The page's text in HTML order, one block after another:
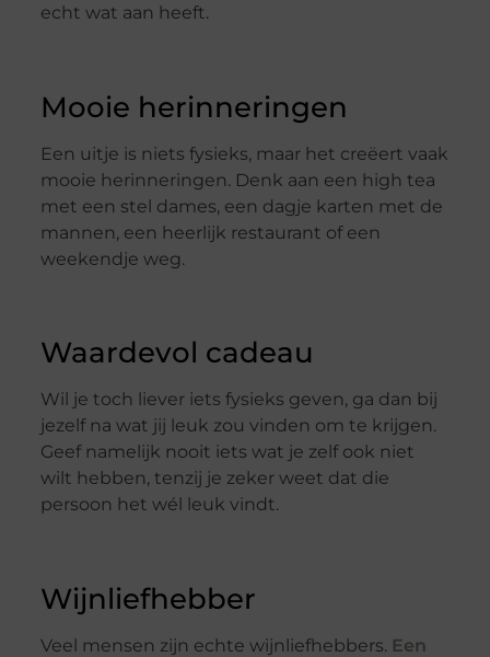
echt wat aan heeft.
Mooie herinneringen
Een uitje is niets fysieks, maar het creëert vaak
mooie herinneringen. Denk aan een high tea
met een stel dames, een dagje karten met de
mannen, een heerlijk restaurant of een
weekendje weg.
Waardevol cadeau
Wil je toch liever iets fysieks geven, ga dan bij
jezelf na wat jij leuk zou vinden om te krijgen.
Geef namelijk nooit iets wat je zelf ook niet
wilt hebben, tenzij je zeker weet dat die
persoon het wél leuk vindt.
Wijnliefhebber
Veel mensen zijn echte wijnliefhebbers. Een